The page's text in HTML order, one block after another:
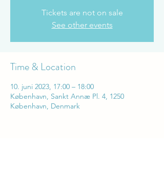
Tickets are not on sale
See other events
Time & Location
10. juni 2023, 17:00 – 18:00
København, Sankt Annæ Pl. 4, 1250
København, Denmark